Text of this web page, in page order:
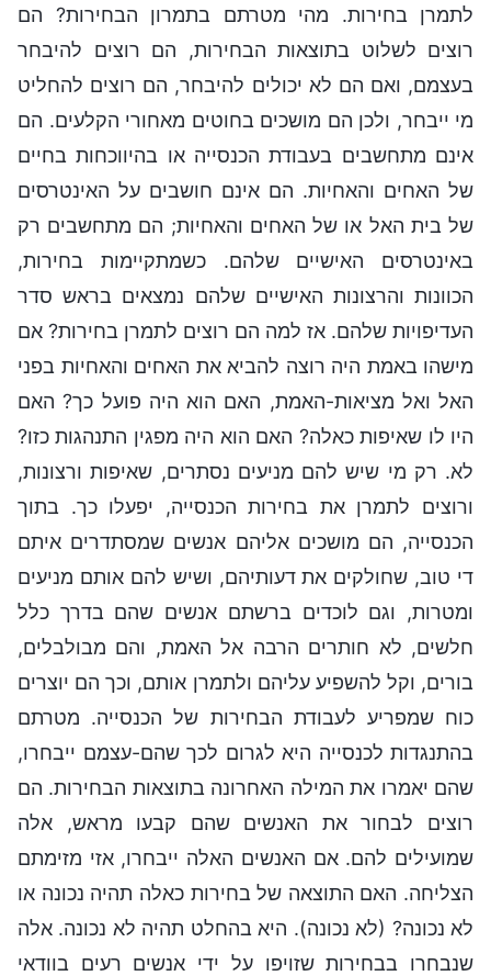
לתמרן בחירות. מהי מטרתם בתמרון הבחירות? הם
רוצים לשלוט בתוצאות הבחירות, הם רוצים להיבחר
בעצמם, ואם הם לא יכולים להיבחר, הם רוצים להחליט
מי ייבחר, ולכן הם מושכים בחוטים מאחורי הקלעים. הם
אינם מתחשבים בעבודת הכנסייה או בהיווכחות בחיים
של האחים והאחיות. הם אינם חושבים על האינטרסים
של בית האל או של האחים והאחיות; הם מתחשבים רק
באינטרסים האישיים שלהם. כשמתקיימות בחירות,
הכוונות והרצונות האישיים שלהם נמצאים בראש סדר
העדיפויות שלהם. אז למה הם רוצים לתמרן בחירות? אם
מישהו באמת היה רוצה להביא את האחים והאחיות בפני
האל ואל מציאות-האמת, האם הוא היה פועל כך? האם
היו לו שאיפות כאלה? האם הוא היה מפגין התנהגות כזו?
לא. רק מי שיש להם מניעים נסתרים, שאיפות ורצונות,
ורוצים לתמרן את בחירות הכנסייה, יפעלו כך. בתוך
הכנסייה, הם מושכים אליהם אנשים שמסתדרים איתם
די טוב, שחולקים את דעותיהם, ושיש להם אותם מניעים
ומטרות, וגם לוכדים ברשתם אנשים שהם בדרך כלל
חלשים, לא חותרים הרבה אל האמת, והם מבולבלים,
בורים, וקל להשפיע עליהם ולתמרן אותם, וכך הם יוצרים
כוח שמפריע לעבודת הבחירות של הכנסייה. מטרתם
בהתנגדות לכנסייה היא לגרום לכך שהם-עצמם ייבחרו,
שהם יאמרו את המילה האחרונה בתוצאות הבחירות. הם
רוצים לבחור את האנשים שהם קבעו מראש, אלה
שמועילים להם. אם האנשים האלה ייבחרו, אזי מזימתם
הצליחה. האם התוצאה של בחירות כאלה תהיה נכונה או
לא נכונה? (לא נכונה). היא בהחלט תהיה לא נכונה. אלה
שנבחרו בבחירות שזויפו על ידי אנשים רעים בוודאי